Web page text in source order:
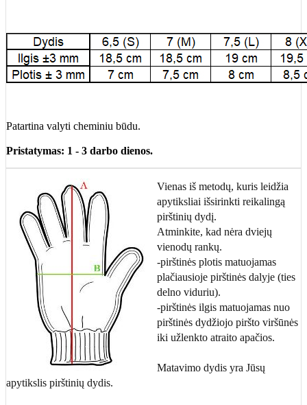
Patartina valyti cheminiu būdu.
Pristatymas: 1 - 3 darbo dienos.
Vienas iš metodų, kuris leidžia
apytiksliai išsirinkti reikalingą
pirštinių dydį.
Atminkite, kad nėra dviejų
vienodų rankų.
-pirštinės plotis matuojamas
plačiausioje pirštinės dalyje (ties
delno viduriu).
-pirštinės ilgis matuojamas nuo
pirštinės dydžiojo piršto viršūnės
iki užlenkto atraito apačios.
Matavimo dydis yra Jūsų
apytikslis pirštinių dydis.